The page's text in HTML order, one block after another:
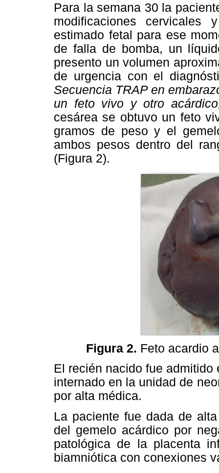
Para la semana 30 la
modificaciones
estimado fetal para ese
de falla de bomba, un
presento un volumen
de urgencia con el
Secuencia TRAP en
un feto vivo y otro
cesárea se obtuvo un feto
gramos de peso y el
ambos pesos dentro del
(Figura 2).
Figura 2. Feto acardio
El recién nacido fue
internado en la unidad de
por alta médica.
La paciente fue dada de
del gemelo acárdico por
patológica de la placenta
biamniótica con conexiones